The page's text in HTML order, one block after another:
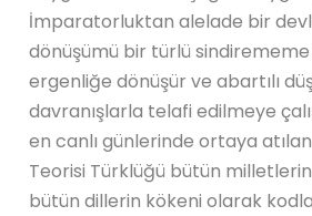
İmparatorluktan alelade bir
dönüşümü bir türlü sindirememe
ergenliğe dönüşür ve abartılı
davranışlarla telafi edilmeye
en canlı günlerinde ortaya
Teorisi Türklüğü bütün
bütün dillerin kökeni olarak